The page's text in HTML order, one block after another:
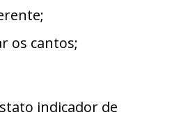
os cantos;
indicador de